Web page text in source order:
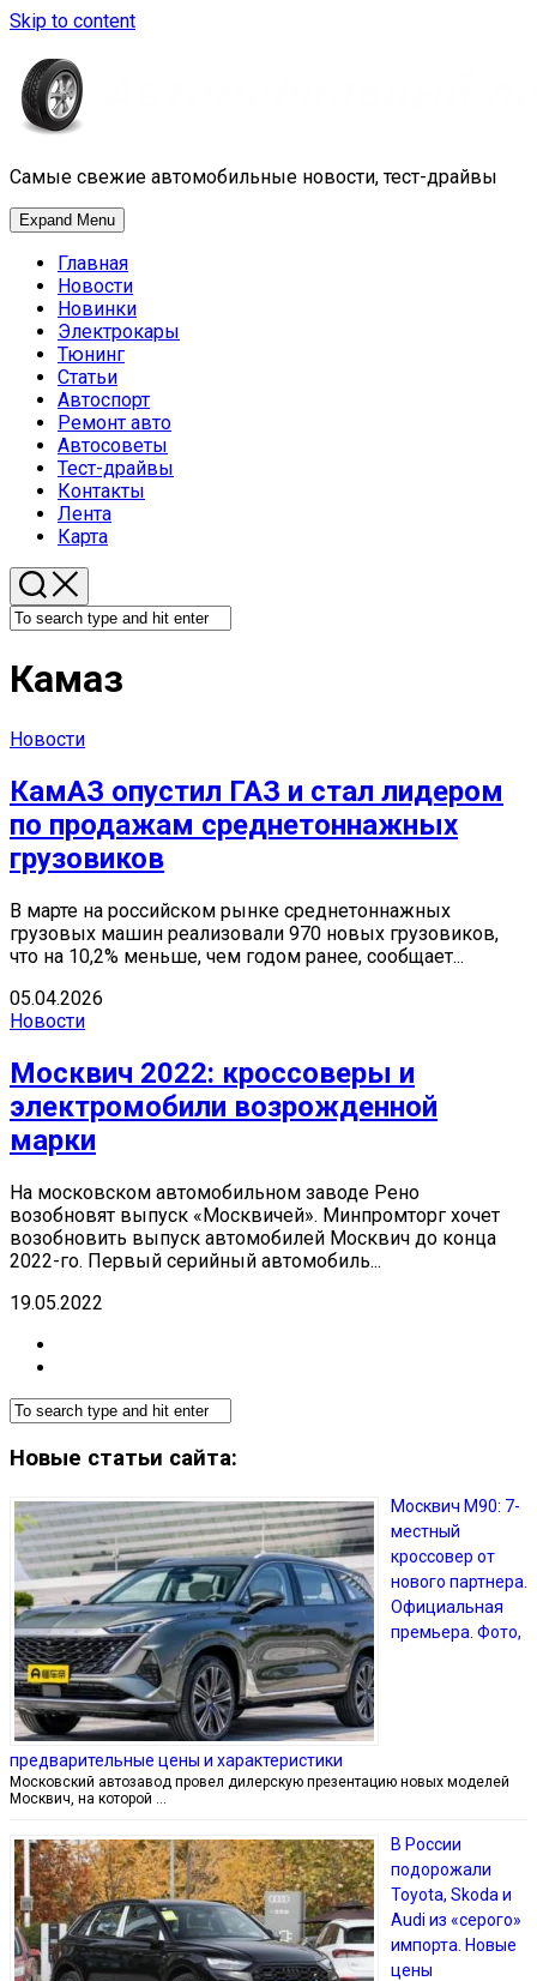
Skip to content
Самые свежие автомобильные новости, тест-драйвы
Expand Menu
Главная
Новости
Новинки
Электрокары
Тюнинг
Статьи
Автоспорт
Ремонт авто
Автосоветы
Тест-драйвы
Контакты
Лента
Карта
Камаз
Новости
КамАЗ опустил ГАЗ и стал лидером
по продажам среднетоннажных
грузовиков
В марте на российском рынке среднетоннажных
грузовых машин реализовали 970 новых грузовиков,
что на 10,2% меньше, чем годом ранее, сообщает...
05.04.2026
Новости
Москвич 2022: кроссоверы и
электромобили возрожденной
марки
На московском автомобильном заводе Рено
возобновят выпуск «Москвичей». Минпромторг хочет
возобновить выпуск автомобилей Москвич до конца
2022-го. Первый серийный автомобиль...
19.05.2022
Новые статьи сайта:
Москвич М90: 7-
местный
кроссовер от
нового партнера.
Официальная
премьера. Фото,
предварительные цены и характеристики
Московский автозавод провел дилерскую презентацию новых моделей
Москвич, на которой …
В России
подорожали
Toyota, Skoda и
Audi из «серого»
импорта. Новые
цены